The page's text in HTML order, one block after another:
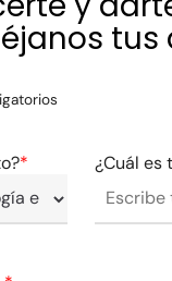
* ¿Cuál es